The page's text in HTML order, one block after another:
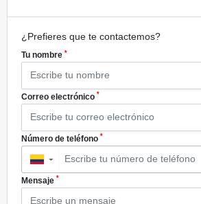
¿Prefieres que te contactemos?
Tu nombre *
Correo electrónico *
Número de teléfono *
▼
Mensaje *